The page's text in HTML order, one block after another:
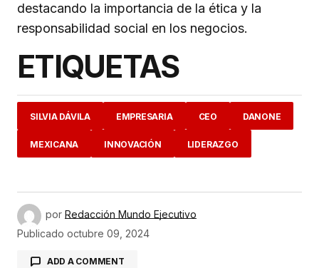
destacando la importancia de la ética y la
responsabilidad social en los negocios.
ETIQUETAS
SILVIA DÁVILA EMPRESARIA CEO DANONE
MEXICANA INNOVACIÓN LIDERAZGO
por Redacción Mundo Ejecutivo
Publicado octubre 09, 2024
ADD A COMMENT